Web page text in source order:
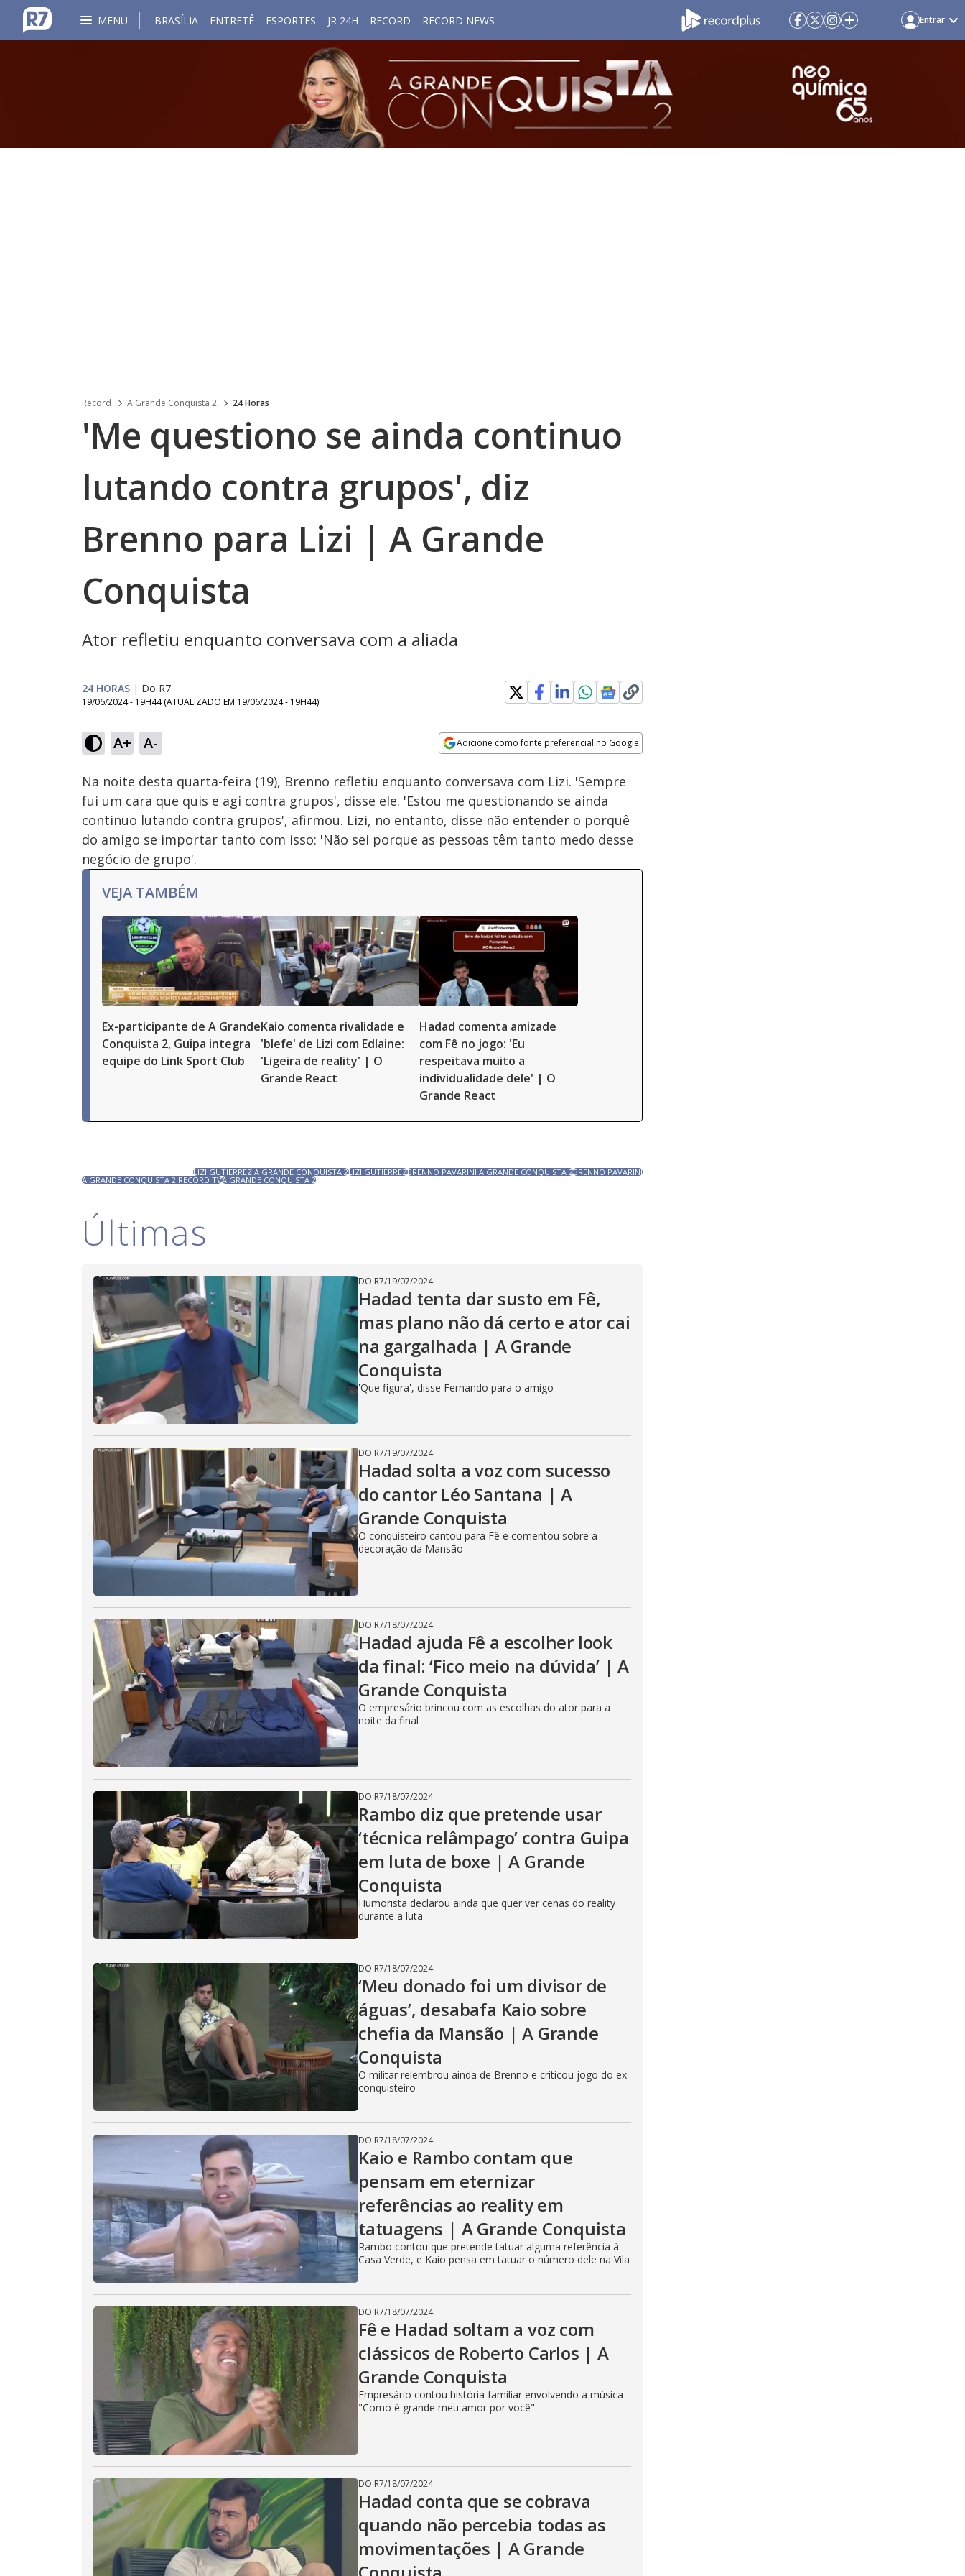
MENU BRASÍLIA ENTRETÊ ESPORTES JR 24H RECORD RECORD NEWS Entrar
Record A Grande Conquista 2 24 Horas
'Me questiono se ainda continuo
lutando contra grupos', diz
Brenno para Lizi | A Grande
Conquista
Ator refletiu enquanto conversava com a aliada
24 HORAS | Do R7
19/06/2024 - 19H44 (ATUALIZADO EM 19/06/2024 - 19H44)
A+ A- Adicione como fonte preferencial no Google
Ativar
Som
Velocidade
Na noite desta quarta-feira (19), Brenno refletiu enquanto conversava com Lizi. 'Sempre
fui um cara que quis e agi contra grupos', disse ele. 'Estou me questionando se ainda
continuo lutando contra grupos', afirmou. Lizi, no entanto, disse não entender o porquê
do amigo se importar tanto com isso: 'Não sei porque as pessoas têm tanto medo desse
negócio de grupo'.
VEJA TAMBÉM
Ex-participante de A Grande
Conquista 2, Guipa integra
equipe do Link Sport Club
Kaio comenta rivalidade e
'blefe' de Lizi com Edlaine:
'Ligeira de reality' | O
Grande React
Hadad comenta amizade
com Fê no jogo: 'Eu
respeitava muito a
individualidade dele' | O
Grande React
LIZI GUTIERREZ A GRANDE CONQUISTA 2LIZI GUTIERREZBRENNO PAVARINI A GRANDE CONQUISTA 2BRENNO PAVARINI
A GRANDE CONQUISTA 2 RECORD TVA GRANDE CONQUISTA 2
Últimas
DO R7/19/07/2024
Hadad tenta dar susto em Fê,
mas plano não dá certo e ator cai
na gargalhada | A Grande
Conquista
'Que figura', disse Fernando para o amigo
DO R7/19/07/2024
Hadad solta a voz com sucesso
do cantor Léo Santana | A
Grande Conquista
O conquisteiro cantou para Fê e comentou sobre a
decoração da Mansão
DO R7/18/07/2024
Hadad ajuda Fê a escolher look
da final: ‘Fico meio na dúvida’ | A
Grande Conquista
O empresário brincou com as escolhas do ator para a
noite da final
DO R7/18/07/2024
Rambo diz que pretende usar
‘técnica relâmpago’ contra Guipa
em luta de boxe | A Grande
Conquista
Humorista declarou ainda que quer ver cenas do reality
durante a luta
DO R7/18/07/2024
‘Meu donado foi um divisor de
águas’, desabafa Kaio sobre
chefia da Mansão | A Grande
Conquista
O militar relembrou ainda de Brenno e criticou jogo do ex-
conquisteiro
DO R7/18/07/2024
Kaio e Rambo contam que
pensam em eternizar
referências ao reality em
tatuagens | A Grande Conquista
Rambo contou que pretende tatuar alguma referência à
Casa Verde, e Kaio pensa em tatuar o número dele na Vila
DO R7/18/07/2024
Fê e Hadad soltam a voz com
clássicos de Roberto Carlos | A
Grande Conquista
Empresário contou história familiar envolvendo a música
"Como é grande meu amor por você"
DO R7/18/07/2024
Hadad conta que se cobrava
quando não percebia todas as
movimentações | A Grande